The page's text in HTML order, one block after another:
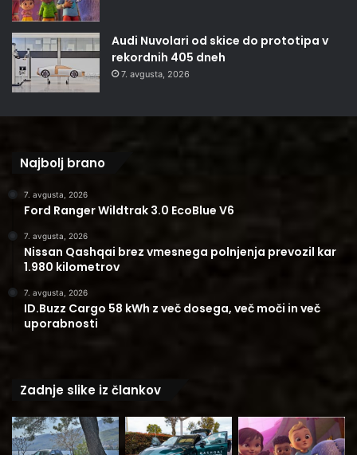
Audi Nuvolari od skice do prototipa v
rekordnih 405 dneh
7. avgusta, 2026
Najbolj brano
7. avgusta, 2026
Ford Ranger Wildtrak 3.0 EcoBlue V6
7. avgusta, 2026
Nissan Qashqai brez vmesnega polnjenja prevozil kar
1.980 kilometrov
7. avgusta, 2026
ID.Buzz Cargo 58 kWh z več dosega, več moči in več
uporabnosti
Zadnje slike iz člankov